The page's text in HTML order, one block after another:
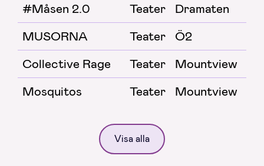
#Måsen 2.0
Teater
Dramaten
MUSORNA
Teater
Ö2
Collective Rage
Teater
Mountview
Mosquitos
Teater Mountview
Visa alla